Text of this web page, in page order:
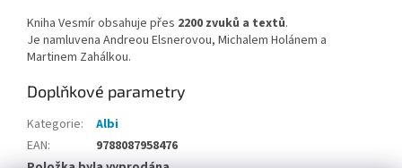
Kniha Vesmír obsahuje přes 2200 zvuků a textů.
Je namluvena Andreou Elsnerovou, Michalem Holánem a
Martinem Zahálkou.
Doplňkové parametry
Kategorie:
Albi
EAN:
9788087958476